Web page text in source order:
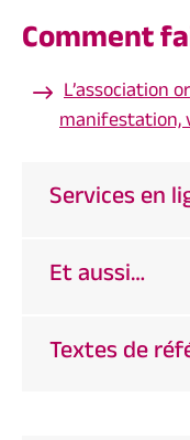
Comment
L’association
manifestation,
Services en
Et aussi…
Textes de